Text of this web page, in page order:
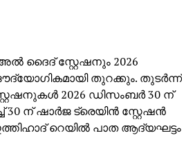
ദൈദ് സ്റ്റേഷനും 2026
തുറക്കും. തുടര്‍ന്ന്
2026 ഡിസംബര്‍ 30 ന്
30 ന് ഷാര്‍ജ ട്രെയിന്‍ സ്റ്റേഷന്‍
റെയില്‍ പാത ആദ്യഘട്ടം